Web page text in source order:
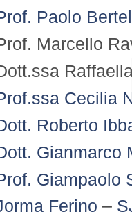
Paolo
Marcello
Cecilia
Roberto
Gianmarco
Giampaolo
Ferino –